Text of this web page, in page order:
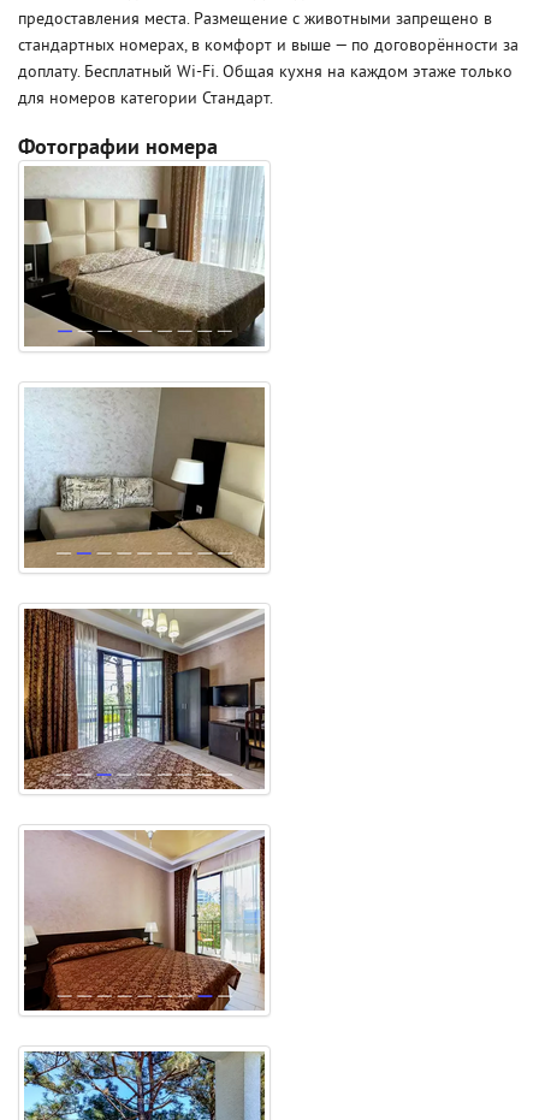
предоставления места. Размещение с животными запрещено в
стандартных номерах, в комфорт и выше — по договорённости за
доплату. Бесплатный Wi-Fi. Общая кухня на каждом этаже только
для номеров категории Стандарт.
Фотографии номера